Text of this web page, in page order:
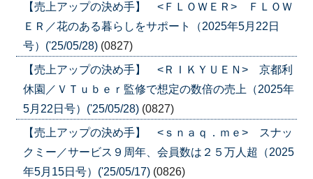
【売上アップの決め手】 <ＦＬＯＷＥＲ> ＦＬＯＷ
ＥＲ／花のある暮らしをサポート（2025年5月22日
号）('25/05/28) (0827)
【売上アップの決め手】 <ＲＩＫＹＵＥＮ> 京都利
休園／ＶＴｕｂｅｒ監修で想定の数倍の売上（2025年
5月22日号）('25/05/28) (0827)
【売上アップの決め手】 <ｓｎａｑ．ｍｅ> スナッ
クミー／サービス９周年、会員数は２５万人超（2025
年5月15日号）('25/05/17) (0826)